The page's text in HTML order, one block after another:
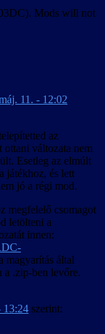
Mods will not
11. - 12:02
az
ottani változata nem
Esetleg az elmúlt
játékhoz, és lett
jó a régi mod.
megfelelő csomagot
letölteni a
innen:
magyarítás által
a .zip-ben levőre.
13:24 szerint: